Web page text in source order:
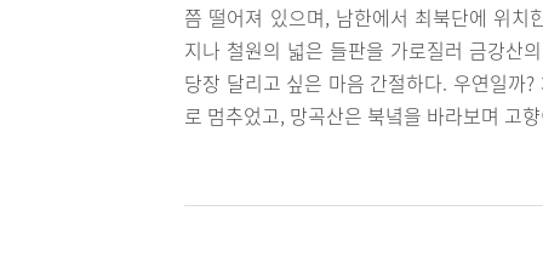
쯤 떨어져 있으며, 남한에서 최북단에 위
지나 철원의 넓은 들판을 가로질러 금강산
당장 달리고 싶은 마음 간절하다. 우연일까
로 멈추었고, 망곡산은 북녘을 바라보며 고